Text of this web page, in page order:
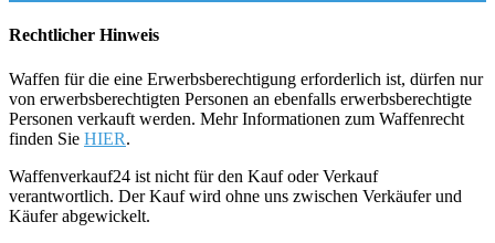
Rechtlicher Hinweis
Waffen für die eine Erwerbsberechtigung erforderlich ist, dürfen nur
von erwerbsberechtigten Personen an ebenfalls erwerbsberechtigte
Personen verkauft werden. Mehr Informationen zum Waffenrecht
finden Sie HIER.
Waffenverkauf24 ist nicht für den Kauf oder Verkauf
verantwortlich. Der Kauf wird ohne uns zwischen Verkäufer und
Käufer abgewickelt.